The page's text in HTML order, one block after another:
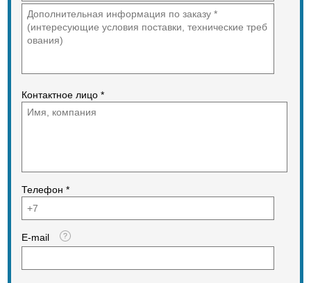
Контактное лицо *
Телефон *
E-mail